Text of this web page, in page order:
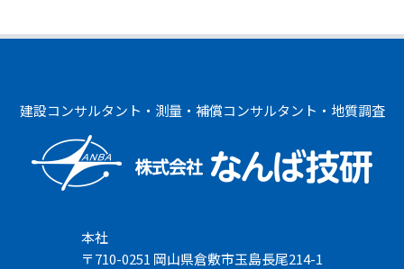
建設コンサルタント・測量・補償コンサルタント・地質調査
本社
〒710-0251 岡山県倉敷市玉島長尾214-1